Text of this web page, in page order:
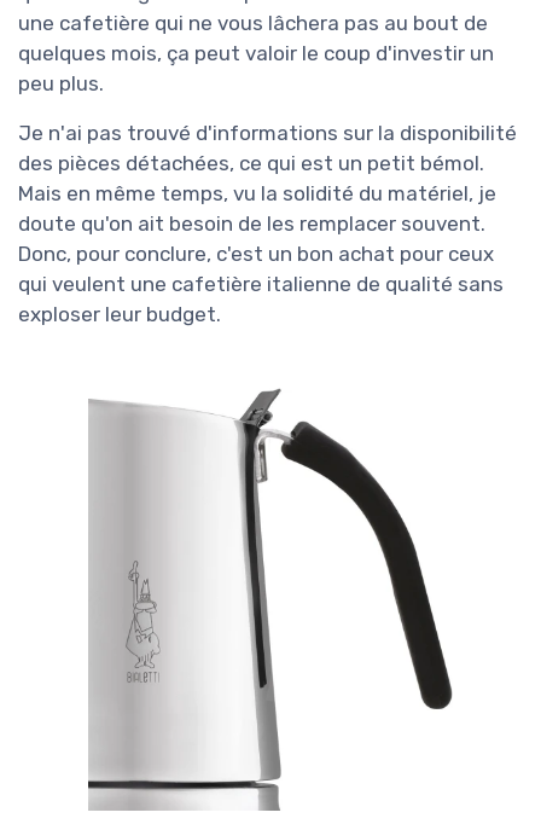
une cafetière qui ne vous lâchera pas au bout de
quelques mois, ça peut valoir le coup d'investir un
peu plus.
Je n'ai pas trouvé d'informations sur la disponibilité
des pièces détachées, ce qui est un petit bémol.
Mais en même temps, vu la solidité du matériel, je
doute qu'on ait besoin de les remplacer souvent.
Donc, pour conclure, c'est un bon achat pour ceux
qui veulent une cafetière italienne de qualité sans
exploser leur budget.